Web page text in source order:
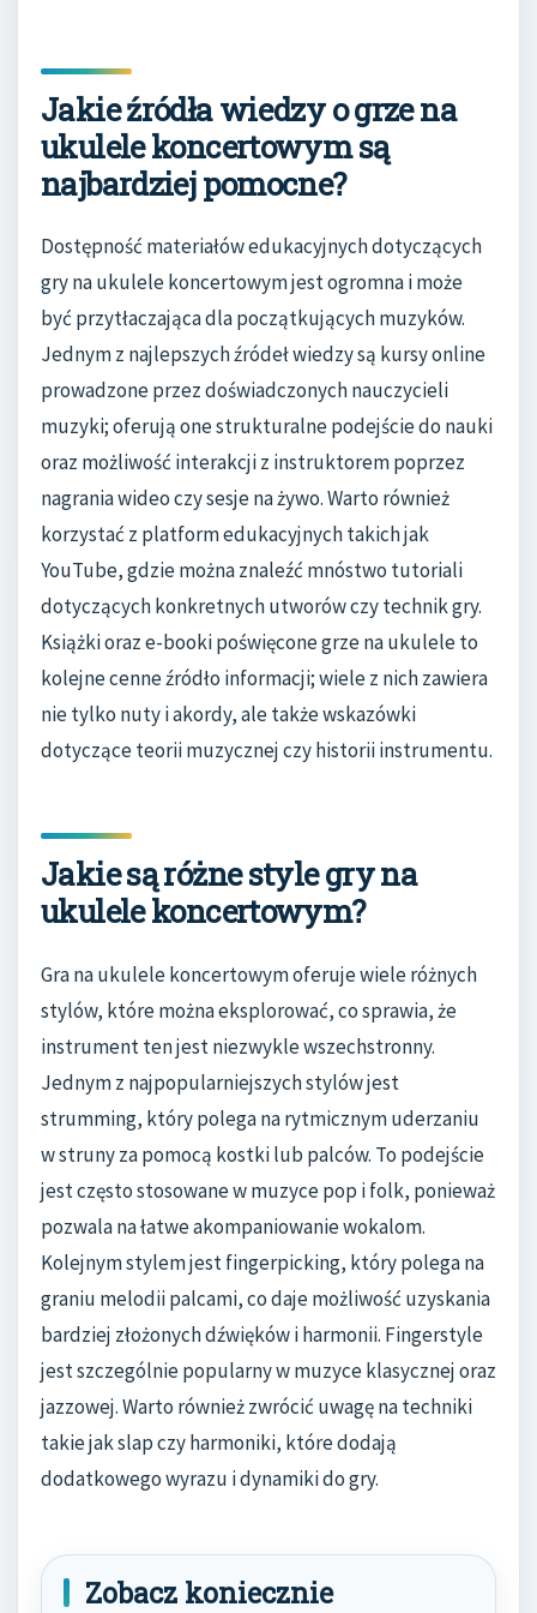
Jakie źródła wiedzy o grze na
ukulele koncertowym są
najbardziej pomocne?
Dostępność materiałów edukacyjnych dotyczących
gry na ukulele koncertowym jest ogromna i może
być przytłaczająca dla początkujących muzyków.
Jednym z najlepszych źródeł wiedzy są kursy online
prowadzone przez doświadczonych nauczycieli
muzyki; oferują one strukturalne podejście do nauki
oraz możliwość interakcji z instruktorem poprzez
nagrania wideo czy sesje na żywo. Warto również
korzystać z platform edukacyjnych takich jak
YouTube, gdzie można znaleźć mnóstwo tutoriali
dotyczących konkretnych utworów czy technik gry.
Książki oraz e-booki poświęcone grze na ukulele to
kolejne cenne źródło informacji; wiele z nich zawiera
nie tylko nuty i akordy, ale także wskazówki
dotyczące teorii muzycznej czy historii instrumentu.
Jakie są różne style gry na
ukulele koncertowym?
Gra na ukulele koncertowym oferuje wiele różnych
stylów, które można eksplorować, co sprawia, że
instrument ten jest niezwykle wszechstronny.
Jednym z najpopularniejszych stylów jest
strumming, który polega na rytmicznym uderzaniu
w struny za pomocą kostki lub palców. To podejście
jest często stosowane w muzyce pop i folk, ponieważ
pozwala na łatwe akompaniowanie wokalom.
Kolejnym stylem jest fingerpicking, który polega na
graniu melodii palcami, co daje możliwość uzyskania
bardziej złożonych dźwięków i harmonii. Fingerstyle
jest szczególnie popularny w muzyce klasycznej oraz
jazzowej. Warto również zwrócić uwagę na techniki
takie jak slap czy harmoniki, które dodają
dodatkowego wyrazu i dynamiki do gry.
Zobacz koniecznie